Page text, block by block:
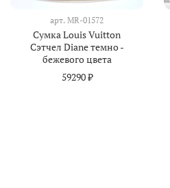
арт. MR-01572
Сумка Louis Vuitton
Сэтчел Diane темно -
бежевого цвета
59290 ₽